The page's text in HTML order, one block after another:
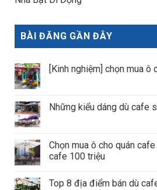
BÀI ĐĂNG GẦN ĐÂY
[Kinh nghiệm] chọn mua ô
Những kiểu dáng dù cafe
Chọn mua ô cho quán
cafe 100 triệu
Top 8 địa điểm bán dù